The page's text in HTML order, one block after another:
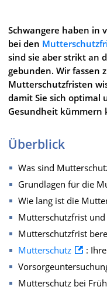
Schwangere haben in
bei den
sind sie aber strikt an
gebunden. Wir fassen
Mutterschutzfristen
damit Sie sich optimal
Gesundheit kümmern
Überblick
Was sind
Grundlagen für die
Wie lang ist die
Mutterschutzfrist
Mutterschutzfrist
Mutterschutz
:
Mutterschutz bei